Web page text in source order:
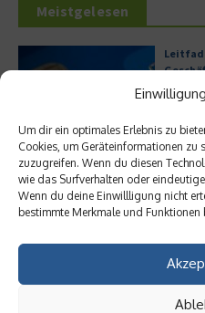
Um dir ein optimales Erlebnis zu
Cookies, um Geräteinformationen
zuzugreifen. Wenn du diesen
wie das Surfverhalten oder
Wenn du deine Einwillligung nicht
bestimmte Merkmale und
Meistgelesen
Hilton